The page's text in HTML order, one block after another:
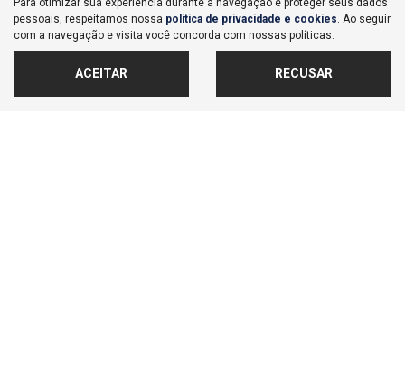
mp
arti
lhe
Honda
CITY 1.5 I-VTEC FLEX HATCH TOURING CVT
Honda Lago San - Bauru
R$ 124.900,00
Para otimizar sua experiência durante a navegação e proteger seus dados
pessoais, respeitamos nossa política de privacidade e cookies. Ao seguir
com a navegação e visita você concorda com nossas políticas.
ACEITAR RECUSAR